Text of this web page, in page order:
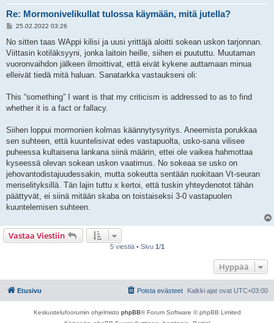
Re: Mormonivelikullat tulossa käymään, mitä jutella?
V
e
t
i
25.02.2022 03:26
No sitten taas WAppi kilisi ja uusi yrittäjä aloitti sokean uskon tarjonnan.
Viittasin kotiläksyyni, jonka laitoin heille, siihen ei puututtu. Muutaman
vuoronvaihdon jälkeen ilmoittivat, että eivät kykene auttamaan minua
elleivät tiedä mitä haluan. Sanatarkka vastaukseni oli:
This “something” I want is that my criticism is addressed to as to find
whether it is a fact or fallacy.
Siihen loppui mormonien kolmas käännytysyritys. Aneemista porukkaa
sen suhteen, että kuuntelisivat edes vastapuolta, usko-sana vilisee
puheessa kultaisena lankana siinä määrin, ettei ole vaikea hahmottaa
kyseessä olevan sokean uskon vaatimus. No sokeaa se usko on
jehovantodistajuudessakin, mutta sokeutta sentään ruokitaan Vt-seuran
meriselityksillä. Tän lajin tuttu x kertoi, että tuskin yhteydenotot tähän
päättyvät, ei siinä mitään skaba on toistaiseksi 3-0 vastapuolen
kuuntelemisen suhteen.
Vastaa Viestiin
5 viestiä • Sivu 1/1
Hyppää
Etusivu Kaikki ajat ovat UTC+03:00
Poista evästeet
Keskustelufoorumin ohjelmisto phpBB® Forum Software © phpBB Limited